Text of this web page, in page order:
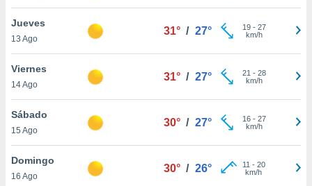
sitio
En
sean
el sitio
ni para
Jueves
13 Ago
31° / 27° 19- 27
km/h
Viernes
14 Ago
31° / 27° 21 - 28
km/h
Sábado
15 Ago
30° / 27° 16- 27
km/h
Domingo
16 Ago
30° / 26° 11 - 20
km/h